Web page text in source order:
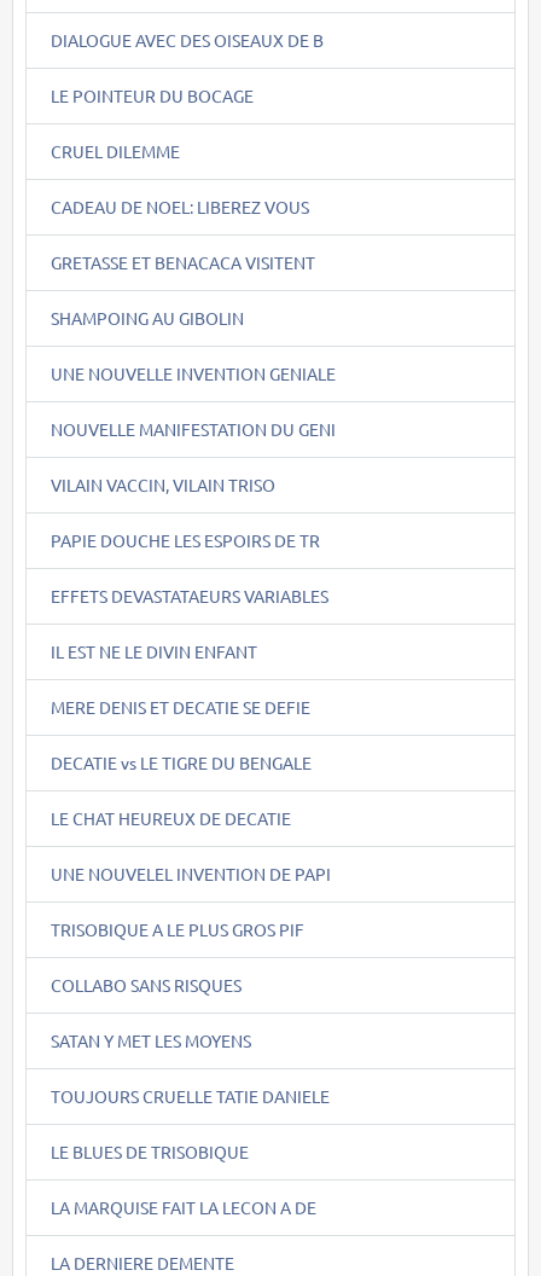
DIALOGUE AVEC DES OISEAUX DE B
LE POINTEUR DU BOCAGE
CRUEL DILEMME
CADEAU DE NOEL: LIBEREZ VOUS
GRETASSE ET BENACACA VISITENT
SHAMPOING AU GIBOLIN
UNE NOUVELLE INVENTION GENIALE
NOUVELLE MANIFESTATION DU GENI
VILAIN VACCIN, VILAIN TRISO
PAPIE DOUCHE LES ESPOIRS DE TR
EFFETS DEVASTATAEURS VARIABLES
IL EST NE LE DIVIN ENFANT
MERE DENIS ET DECATIE SE DEFIE
DECATIE vs LE TIGRE DU BENGALE
LE CHAT HEUREUX DE DECATIE
UNE NOUVELEL INVENTION DE PAPI
TRISOBIQUE A LE PLUS GROS PIF
COLLABO SANS RISQUES
SATAN Y MET LES MOYENS
TOUJOURS CRUELLE TATIE DANIELE
LE BLUES DE TRISOBIQUE
LA MARQUISE FAIT LA LECON A DE
LA DERNIERE DEMENTE